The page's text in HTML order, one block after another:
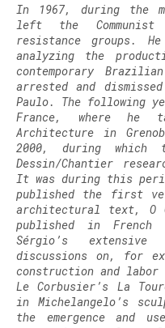
In 1967, during the
left the
resistance groups.
analyzing the
contemporary
arrested and
Paulo. The following
France, where he
Architecture in
2000, during which
Dessin/Chantier
It was during this
published the first
architectural text, O
published in French
Sérgio’s
discussions on, for
construction and
Le Corbusier’s La
in Michelangelo’s
the emergence and